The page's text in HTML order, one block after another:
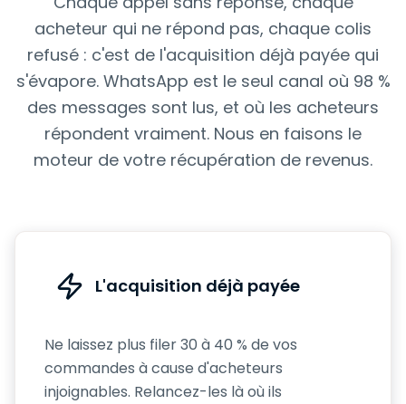
acheteur qui ne répond pas, chaque colis
refusé : c'est de l'acquisition déjà payée qui
s'évapore. WhatsApp est le seul canal où 98 %
des messages sont lus, et où les acheteurs
répondent vraiment. Nous en faisons le
moteur de votre récupération de revenus.
L'acquisition déjà payée
Ne laissez plus filer 30 à 40 % de vos
commandes à cause d'acheteurs
injoignables. Relancez-les là où ils